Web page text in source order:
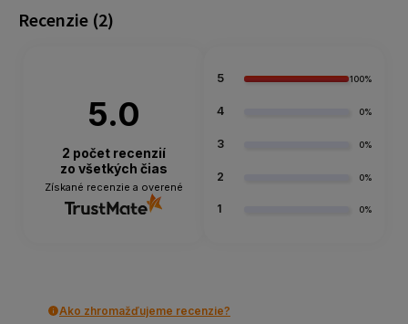
Recenzie (2)
5.0
2 počet recenzií
zo všetkých čias
Získané recenzie a overené
5 100%
4 0%
3 0%
2 0%
1 0%
Ako zhromažďujeme recenzie?